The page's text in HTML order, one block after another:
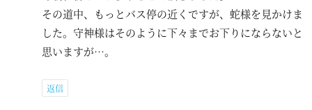
その道中、もっとバス停の近くですが、蛇様を見かけま
した。守神様はそのように下々までお下りにならないと
思いますが…。
返信